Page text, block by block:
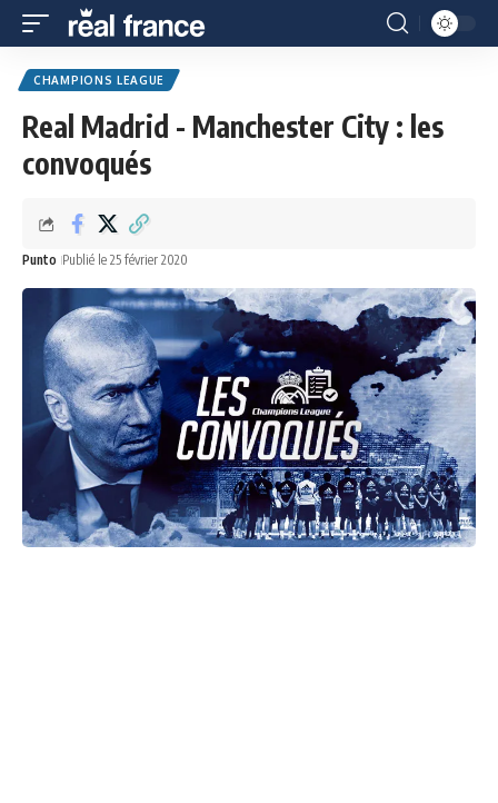
CHAMPIONS LEAGUE
Real Madrid - Manchester City : les
convoqués
Punto Publié le 25 février 2020